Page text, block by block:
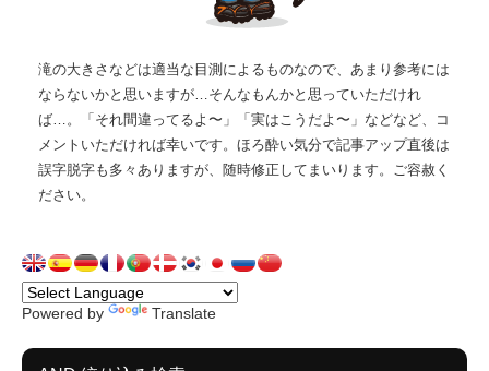
滝の大きさなどは適当な目測によるものなので、あまり参考には
ならないかと思いますが…そんなもんかと思っていただけれ
ば…。「それ間違ってるよ〜」「実はこうだよ〜」などなど、コ
メントいただければ幸いです。ほろ酔い気分で記事アップ直後は
誤字脱字も多々ありますが、随時修正してまいります。ご容赦く
ださい。
Powered by Translate